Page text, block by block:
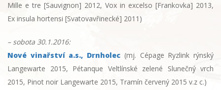
Mille e tre [Sauvignon] 2012, Vox in excelso [Frankovka] 2013,
Ex insula hortensi [Svatovavřinecké] 2011)
– sobota 30.1.2016:
Nové vinařství a.s., Drnholec (mj. Cépage Ryzlink rýnský
Langewarte 2015, Pétanque Veltlínské zelené Slunečný vrch
2015, Pinot noir Langewarte 2015, Tramín červený 2015 v.z c.)